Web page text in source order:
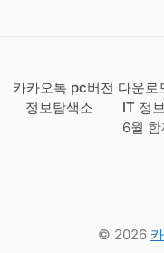
카카오톡 pc버전 다운로
정보탐색소
IT 정
6월
© 2026